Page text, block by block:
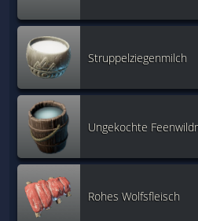
Struppelziegenmilch
Ungekochte
Rohes Wolfsfleisch